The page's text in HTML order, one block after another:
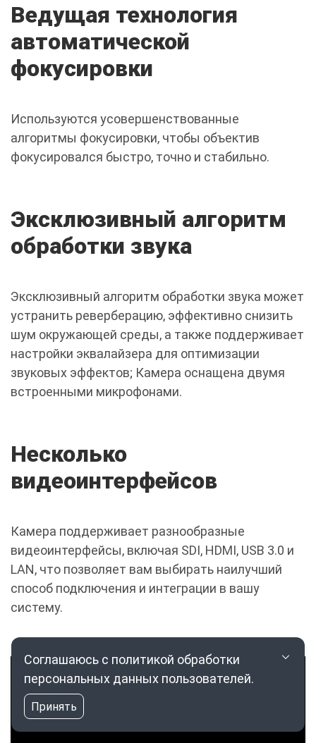
Ведущая технология
автоматической
фокусировки
Используются усовершенствованные
алгоритмы фокусировки, чтобы объектив
фокусировался быстро, точно и стабильно.
Эксклюзивный алгоритм
обработки звука
Эксклюзивный алгоритм обработки звука может
устранить реверберацию, эффективно снизить
шум окружающей среды, а также поддерживает
настройки эквалайзера для оптимизации
звуковых эффектов; Камера оснащена двумя
встроенными микрофонами.
Несколько
видеоинтерфейсов
Камера поддерживает разнообразные
видеоинтерфейсы, включая SDI, HDMI, USB 3.0 и
LAN, что позволяет вам выбирать наилучший
способ подключения и интеграции в вашу
систему.
Соглашаюсь с политикой обработки
персональных данных пользователей.
Принять